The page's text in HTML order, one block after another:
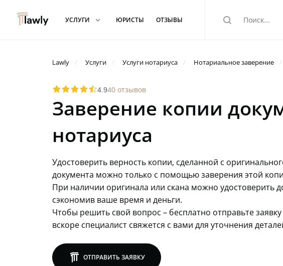
УСЛУГИ arrowdown ЮРИСТЫ ОТЗЫВЫ search
Lawly Услуги Услуги нотариуса Нотариальное заверение
starstarstarstarstarhalf4.940 отзывов
Заверение копии
нотариуса
Удостоверить верность копии, сделанной с
документа можно только с помощью заверения этой
При наличии оригинала или скана можно удостоверить
сэкономив ваше время и деньги.
Чтобы решить свой вопрос – бесплатно отправьте заявку
вскоре специалист свяжется с вами для уточнения
lawly ОТПРАВИТЬ ЗАЯВКУ